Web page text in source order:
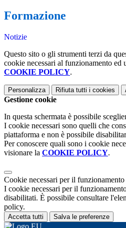
Formazione
Notizie
Questo sito o gli strumenti terzi da
cookie necessari al funzionamento
COOKIE POLICY.
Personalizza Rifiuta tutti i cookies
Gestione cookie
In questa schermata è possibile
I cookie necessari sono quelli che
piattaforma e non è possibile
Per conoscere quali sono i cookie
visionare la COOKIE POLICY.
Cookie necessari per il funzionamento
I cookie necessari per il
disabilitati. È possibile consultare
policy.
Accetta tutti Salva le preferenze